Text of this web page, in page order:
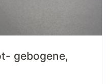
gebogene,